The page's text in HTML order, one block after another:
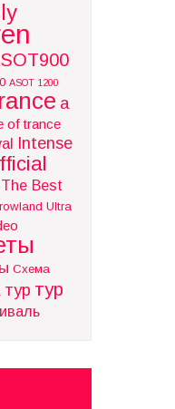
ASOT 1200
a
of trance
Intense
The Best
Ultra
Схема
тур тур